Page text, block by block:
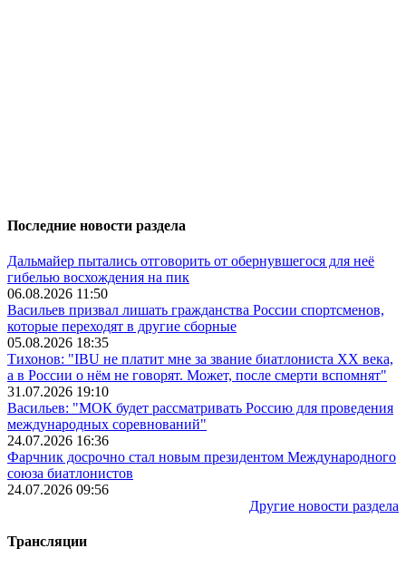
Последние новости раздела
Дальмайер пытались отговорить от обернувшегося для неё
гибелью восхождения на пик
06.08.2026 11:50
Васильев призвал лишать гражданства России спортсменов,
которые переходят в другие сборные
05.08.2026 18:35
Тихонов: "IBU не платит мне за звание биатлониста XX века,
а в России о нём не говорят. Может, после смерти вспомнят"
31.07.2026 19:10
Васильев: "МОК будет рассматривать Россию для проведения
международных соревнований"
24.07.2026 16:36
Фарчник досрочно стал новым президентом Международного
союза биатлонистов
24.07.2026 09:56
Другие новости раздела
Трансляции